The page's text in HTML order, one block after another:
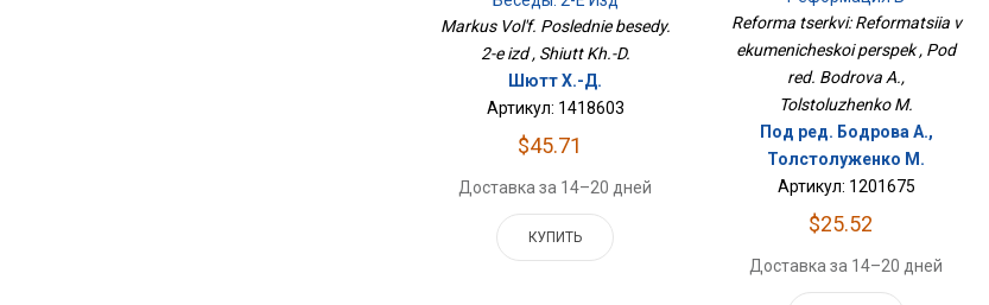
Markus Vol'f. Poslednie besedy.
2-e izd , Shiutt Kh.-D.
Шютт Х.-Д.
Артикул: 1418603
$45.71
Доставка за 14–20 дней
КУПИТЬ
Экуменической Перспек
Reforma tserkvi: Reformatsiia v
ekumenicheskoi perspek , Pod
red. Bodrova A.,
Tolstoluzhenko M.
Под ред. Бодрова А.,
Толстолуженко М.
Артикул: 1201675
$25.52
Доставка за 14–20 дней